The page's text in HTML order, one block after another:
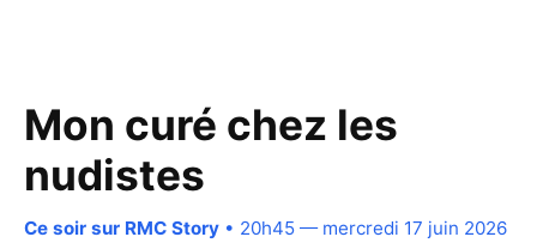
Mon curé chez les
nudistes
Ce soir sur RMC Story • 20h45 — mercredi 17 juin 2026